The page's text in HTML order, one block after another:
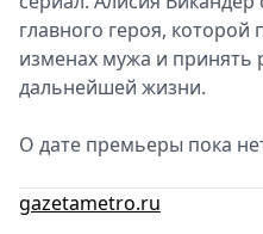
главного героя, которой
изменах мужа и принять
дальнейшей жизни.
О дате премьеры пока
gazetametro.ru